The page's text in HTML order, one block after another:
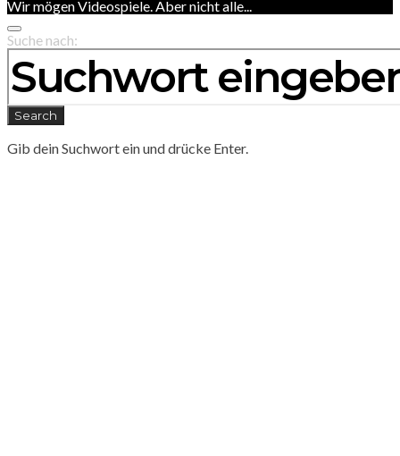
Wir mögen Videospiele. Aber nicht alle...
Suche nach:
Search
Gib dein Suchwort ein und drücke Enter.